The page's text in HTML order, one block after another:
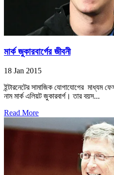
মার্ক জুকারবার্গের জীবনী
18 Jan 2015
ইন্টারনেটের সামাজিক যোগাযোগের মাধ্যম
নাম মার্ক এলিয়ট জুকারবার্গ। তার বয়স...
Read More